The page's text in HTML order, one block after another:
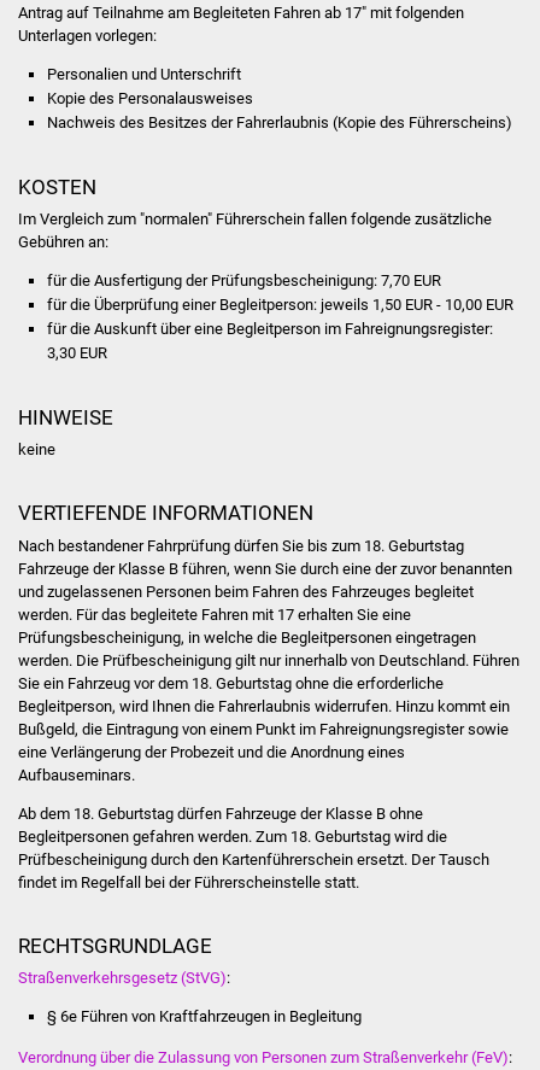
NETZMonitor
Ärzte und Apotheken
ÖPNV
Veranstaltungen
Stadtfest
Ostermarkt
Einrichtungen
Stadtbücherei
Stadtarchiv
Kulturhalle
Antrag auf Teilnahme am Begleiteten Fahren ab 17" mit folgenden
Unterlagen vorlegen:
Personalien und Unterschrift
Kopie des Personalausweises
Nachweis des Besitzes der Fahrerlaubnis (Kopie des Führerscheins)
KOSTEN
Im Vergleich zum "normalen" Führerschein fallen folgende zusätzliche
Gebühren an:
für die Ausfertigung der Prüfungsbescheinigung: 7,70 EUR
für die Überprüfung einer Begleitperson: jeweils 1,50 EUR - 10,00 EUR
für die Auskunft über eine Begleitperson im Fahreignungsregister:
3,30 EUR
HINWEISE
keine
VERTIEFENDE INFORMATIONEN
Nach bestandener Fahrprüfung dürfen Sie bis zum 18. Geburtstag
Fahrzeuge der Klasse B führen, wenn Sie durch eine der zuvor benannten
und zugelassenen Personen beim Fahren des Fahrzeuges begleitet
werden. Für das begleitete Fahren mit 17 erhalten Sie eine
Prüfungsbescheinigung, in welche die Begleitpersonen eingetragen
werden. Die Prüfbescheinigung gilt nur innerhalb von Deutschland. Führen
Sie ein Fahrzeug vor dem 18. Geburtstag ohne die erforderliche
Begleitperson, wird Ihnen die Fahrerlaubnis widerrufen. Hinzu kommt ein
Bußgeld, die Eintragung von einem Punkt im Fahreignungsregister sowie
eine Verlängerung der Probezeit und die Anordnung eines
Aufbauseminars.
Ab dem 18. Geburtstag dürfen Fahrzeuge der Klasse B ohne
Begleitpersonen gefahren werden. Zum 18. Geburtstag wird die
Prüfbescheinigung durch den Kartenführerschein ersetzt. Der Tausch
findet im Regelfall bei der Führerscheinstelle statt.
RECHTSGRUNDLAGE
Straßenverkehrsgesetz (StVG):
§ 6e Führen von Kraftfahrzeugen in Begleitung
Verordnung über die Zulassung von Personen zum Straßenverkehr (FeV):